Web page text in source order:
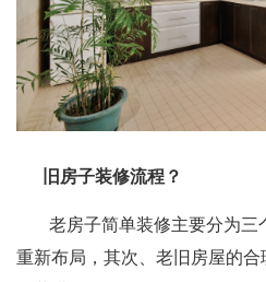
旧房子装修流程？
老房子简单装修主要分为三
重新布局，其次、老旧房屋的